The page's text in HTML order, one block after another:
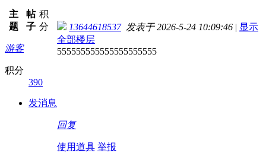
主
题
帖
子
积
分
游客
积分
390
发消息
13644618537发表于 2026-5-24 10:09:46 | 显示
全部楼层
555555555555555555555
回复
使用道具 举报